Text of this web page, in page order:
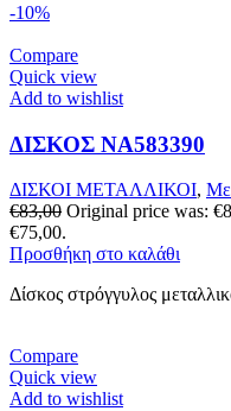
-10%
Compare
Quick view
Add to wishlist
ΔΙΣΚΟΣ NA583390
ΔΙΣΚΟΙ ΜΕΤΑΛΛΙΚΟΙ,
€83,00 Original price was:
€75,00.
Προσθήκη στο καλάθι
Δίσκος στρόγγυλος
Compare
Quick view
Add to wishlist